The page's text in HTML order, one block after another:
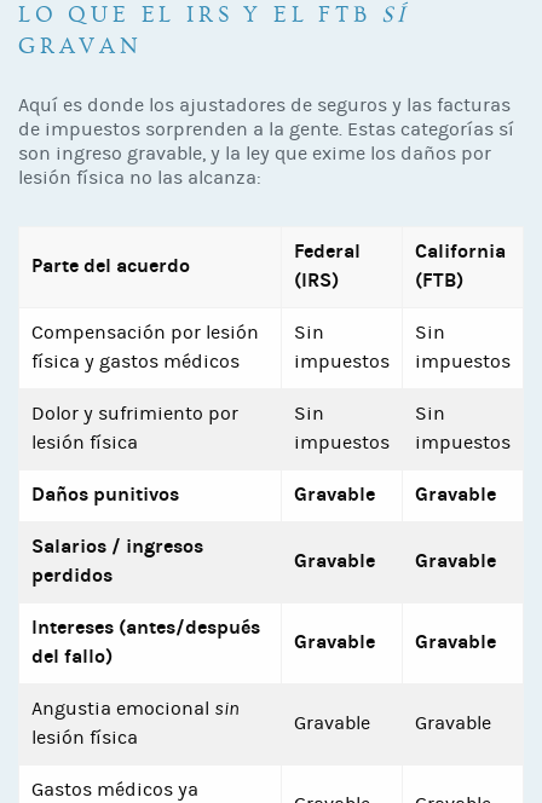
LO QUE EL IRS Y EL FTB SÍ
GRAVAN
Aquí es donde los ajustadores de seguros y las facturas
de impuestos sorprenden a la gente. Estas categorías sí
son ingreso gravable, y la ley que exime los daños por
lesión física no las alcanza:
Parte del acuerdo
Federal
(IRS)
California
(FTB)
Compensación por lesión
física y gastos médicos
Sin
impuestos
Sin
impuestos
Dolor y sufrimiento por
lesión física
Sin
impuestos
Sin
impuestos
Daños punitivos Gravable Gravable
Salarios / ingresos
perdidos
Gravable Gravable
Intereses (antes/después
del fallo)
Gravable Gravable
Angustia emocional sin
lesión física
Gravable Gravable
Gastos médicos ya